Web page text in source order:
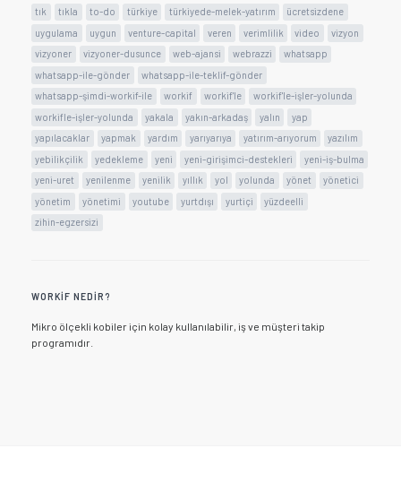
tık
tıkla to-do türkiye türkiyede-melek-yatırım
ücretsizdene
uygulama
uygun venture-capital veren verimlilik video
vizyon
vizyoner
vizyoner-dusunce web-ajansi webrazzi
whatsapp
whatsapp-ile-gönder
whatsapp-ile-teklif-gönder
whatsapp-şimdi-workif-ile
workif workif'le
workif'le-işler-yolunda
workifle-işler-yolunda
yakala yakın-arkadaş yalın
yap
yapılacaklar
yapmak yardım yarıyarıya yatırım-arıyorum
yazılım
yebilikçilik
yedekleme yeni yeni-girişimci-destekleri
yeni-iş-bulma
yeni-uret
yenilenme yenilik yıllık yol yolunda yönet
yönetici
yönetim
yönetimi youtube yurtdışı yurtiçi
yüzdeelli
zihin-egzersizi
WORKIF NEDIR?
Mikro ölçekli kobiler için kolay kullanılabilir, iş ve müşteri takip
programıdır.